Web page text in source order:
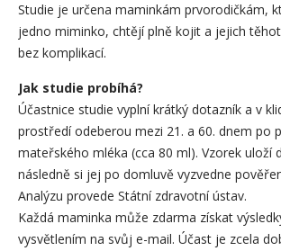
Studie je určena maminkám prvorodičkám,
jedno miminko, chtějí plně kojit a jejich
bez komplikací.
Jak studie probíhá?
Účastnice studie vyplní krátký dotazník a v
prostředí odeberou mezi 21. a 60. dnem po
mateřského mléka (cca 80 ml). Vzorek uloží
následně si jej po domluvě vyzvedne
Analýzu provede Státní zdravotní ústav.
Každá maminka může zdarma získat
vysvětlením na svůj e-mail. Účast je zcela